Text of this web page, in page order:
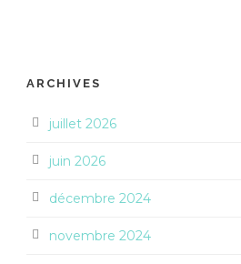
ARCHIVES
juillet 2026
juin 2026
décembre 2024
novembre 2024